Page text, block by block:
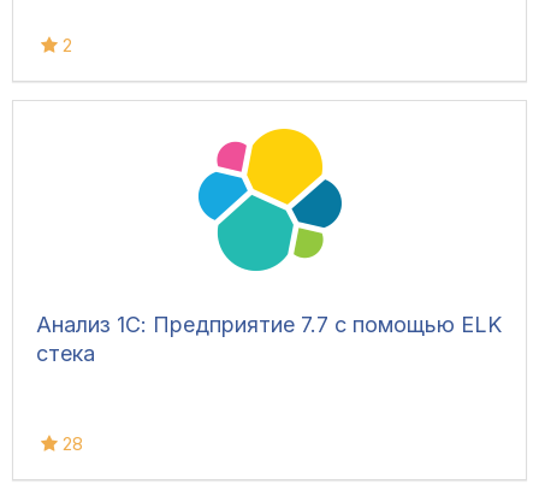
2
Анализ 1С: Предприятие 7.7 с помощью ELK
стека
28